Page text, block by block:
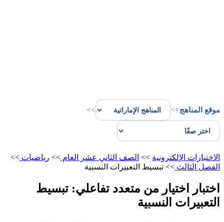
موقع المناهج>>
>>
الاختبارات الإلكترونية >> الصف الثاني عشر العام >> رياضيات >>
الفصل الثالث >> تبسيط التعبيرات النسبية
اختبار اختيار من متعدد تفاعلي: تبسيط
التعبيرات النسبية